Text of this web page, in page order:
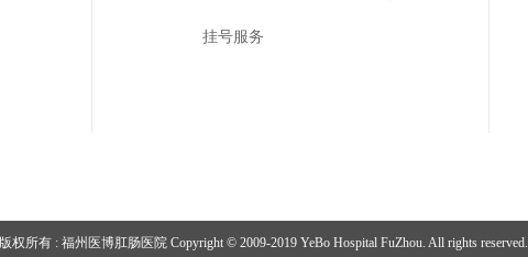
挂号服务
版权所有 : 福州医博肛肠医院 Copyright © 2009-2019 YeBo Hospital FuZhou. All rights reserved.